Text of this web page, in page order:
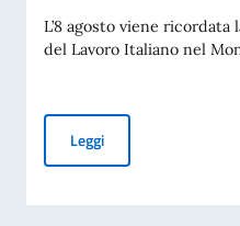
L’8 agosto viene
del Lavoro Italiano nel
Leggi